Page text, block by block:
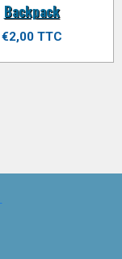
Backpack
€2,00 TTC